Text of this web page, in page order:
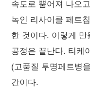
속도로 뿜어져 나오
녹인 리사이클 페트
한 것이다. 이렇게 만
공정은 끝난다. 티케
(고품질 투명페트병
간이다.